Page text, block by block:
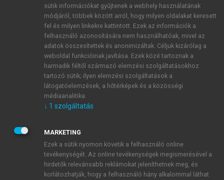
ÚJ FIÓK LÉTREHOZÁSA
1 óra díjmentes hozzáférés
E-MAIL-CÍM
JELSZÓ
JELSZÓ ÚJRA
sütik információkat gyűjtenek a webhely használatának
módjáról, többek között arról, hogy milyen oldalakat keresett
fel és milyen linkekre kattintott. Ezek az információk a
felhasználó azonosítására nem használhatóak, mivel az
adatok összesítettek és anonimizáltak. Céljuk kizárólag a
weboldal funkcióinak javítása. Ezek közé tartoznak a
harmadik féltől származó elemzési szolgáltatásokhoz
tartozó sütik; ilyen elemzési szolgáltatások a
látogatóelemzések, a hőtérképek és a közösségi
médiaanalitika.
↓ 1 szolgáltatás
MARKETING
Ezek a sütik nyomon követik a felhasználó online
tevékenységét. Az online tevékenységek megismerésével a
hirdetők relevánsabb reklámokat jeleníthetnek meg, és
korlátozhatják, hogy a felhasználó hány alkalommal láthat